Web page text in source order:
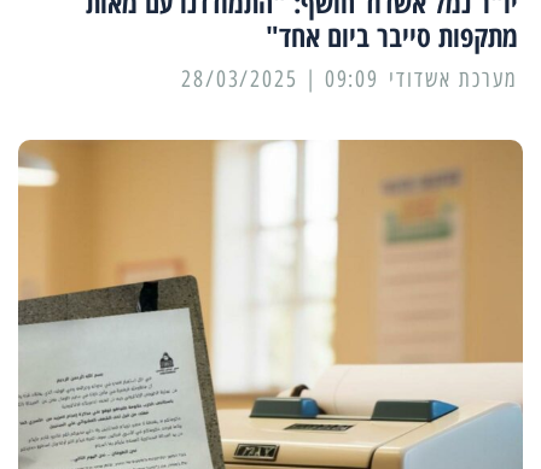
מתקפות סייבר ביום אחד"
מערכת אשדודי 09:09 | 28/03/2025